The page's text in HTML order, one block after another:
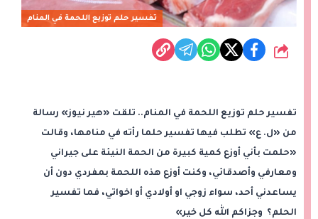
تفسير حلم توزيع اللحمة في المنام
شارك
تفسير حلم توزيع اللحمة في المنام.. تلقت «هير نيوز» رسالة
من «ل. ع» تطلب فيها تفسير حلما رأته في منامها، وقالت
«حلمت بأني أوزع كمية كبيرة من الحمة النيئة على جيراني
ومعارفي وأصدقائي، وكنت أوزع هذه اللحمة بمفردي دون أن
يساعدني أحد، سواء زوجي او أولادي أو اخواتي، فما تفسير
الحلم؟ وجزاكم الله كل خير»